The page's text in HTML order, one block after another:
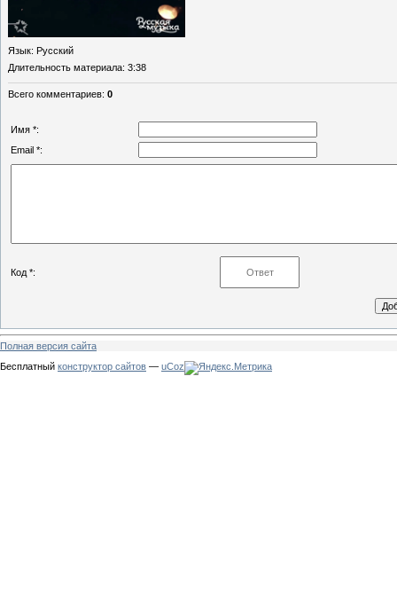
Язык: Русский
Длительность материала: 3:38
Всего комментариев: 0
Имя *:
Email *:
Код *:
Полная версия сайта
Бесплатный конструктор сайтов — uCoz